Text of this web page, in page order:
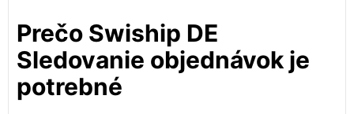
Prečo Swiship DE
Sledovanie objednávok je
potrebné